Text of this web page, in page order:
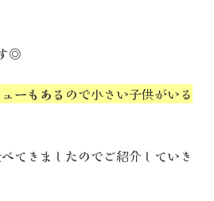
◎
ーもある ので小さい子供がいる
てきましたのでご紹介していき